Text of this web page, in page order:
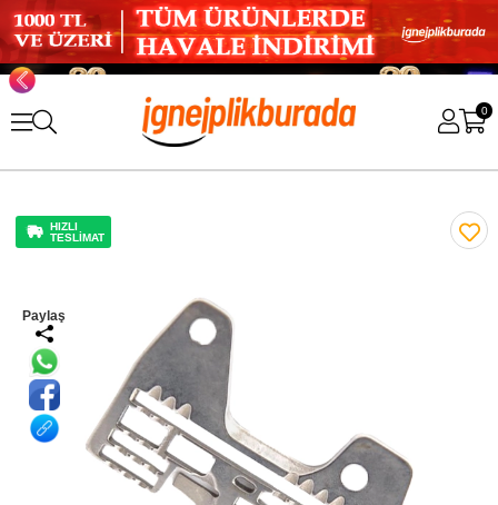
0
HIZLI
TESLİMAT
Paylaş